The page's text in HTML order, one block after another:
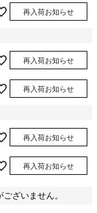
再入荷お知らせ
再入荷お知らせ
再入荷お知らせ
再入荷お知らせ
再入荷お知らせ
ざいません。